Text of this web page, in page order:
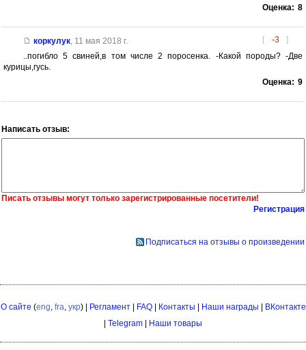
Оценка: 8
[ -3 ]
коркулук, 11 мая 2018 г.
..погибло 5 свиней,в том числе 2 поросенка. -Какой породы? -Две
курицы,гусь.
Оценка: 9
Написать отзыв:
Писать отзывы могут только зарегистрированные посетители!
Регистрация
Подписаться на отзывы о произведении
О сайте (eng, fra, укр) | Регламент| FAQ| Контакты Наши награды
ВКонтакте
Telegram Наши товары